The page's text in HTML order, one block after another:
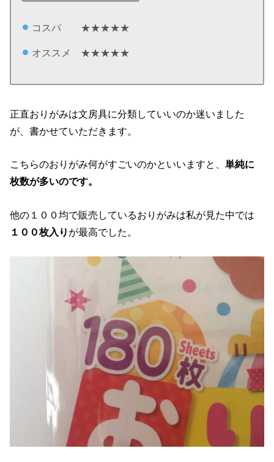
コスパ ★★★★★
オススメ ★★★★★
正直おりがみは文房具に分類していいのか迷いました
が、書かせていただきます。
こちらのおりがみ何がすごいのかといいますと、単純に
枚数が多いのです。
他の１００均で販売しているおりがみは私が見た中では
１００枚入り が最高でした。